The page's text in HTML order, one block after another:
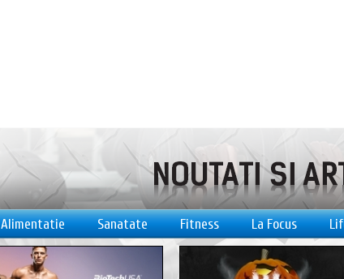
Alimentatie Sanatate Fitness La Focus